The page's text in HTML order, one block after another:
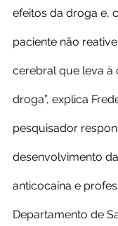
efeitos da droga e,
paciente não
cerebral que leva à
droga”, explica
pesquisador
desenvolvimento
anticocaína e
Departamento de